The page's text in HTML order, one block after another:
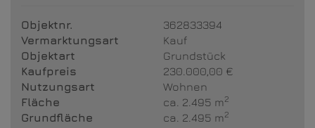
Objektnr.
362833394
Vermarktungsart
Kauf
Objektart
Grundstück
Kaufpreis
230.000,00 €
Nutzungsart
Wohnen
Fläche
ca. 2.495 m2
Grundfläche ca. 2.495 m2